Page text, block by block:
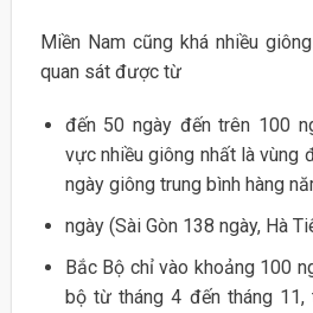
Miền Nam cũng khá nhiều
quan sát được từ
đến 50 ngày đến trên 100
vực nhiều giông nhất là vùng
ngày giông trung bình hàng
ngày (Sài Gòn 138 ngày, Hà
Bắc Bộ chỉ vào khoảng 100
bộ từ tháng 4 đến tháng